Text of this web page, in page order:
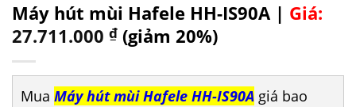
Máy hút mùi Hafele HH-IS90A | Giá:
27.711.000 ₫ (giảm 20%)
Mua Máy hút mùi Hafele HH-IS90A giá bao